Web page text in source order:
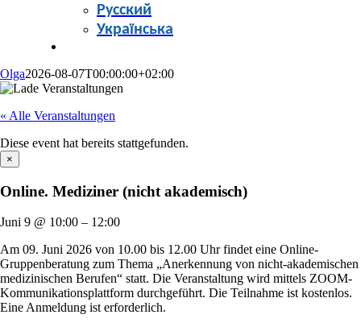
Русский
Українська
Olga2026-08-07T00:00:00+02:00
« Alle Veranstaltungen
Diese event hat bereits stattgefunden.
×
Online. Mediziner (nicht akademisch)
Juni 9 @ 10:00 – 12:00
Am 09. Juni 2026 von 10.00 bis 12.00 Uhr findet eine Online-
Gruppenberatung zum Thema „Anerkennung von nicht-akademischen
medizinischen Berufen“ statt. Die Veranstaltung wird mittels ZOOM-
Kommunikationsplattform durchgeführt. Die Teilnahme ist kostenlos.
Eine Anmeldung ist erforderlich.